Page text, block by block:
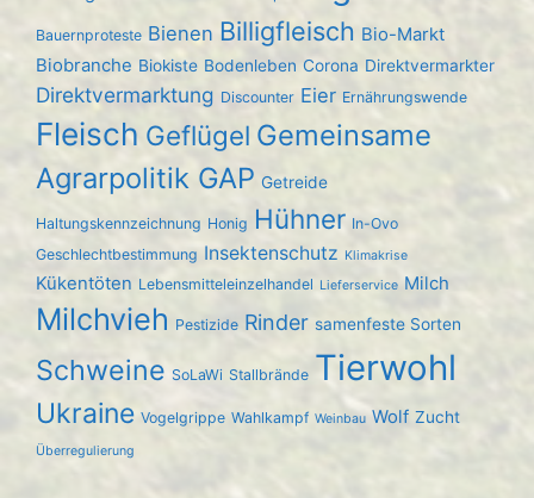
Bauernproteste Bienen Billigfleisch Bio-Markt
Biobranche Biokiste Bodenleben Corona Direktvermarkter
Direktvermarktung Discounter Eier Ernährungswende
Fleisch Geflügel Gemeinsame
Agrarpolitik GAP Getreide
Haltungskennzeichnung Honig Hühner In-Ovo
Geschlechtbestimmung Insektenschutz Klimakrise
Kükentöten Lebensmitteleinzelhandel Lieferservice Milch
Milchvieh Pestizide Rinder samenfeste Sorten
Schweine SoLaWi Stallbrände Tierwohl
Ukraine Vogelgrippe Wahlkampf Weinbau Wolf Zucht
Überregulierung